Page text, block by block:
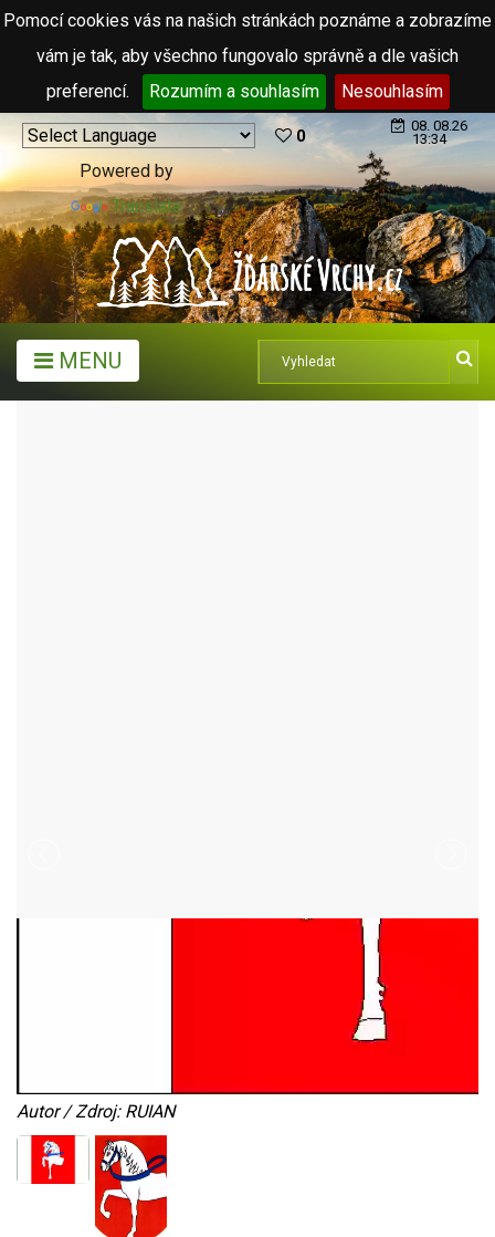
Pomocí cookies vás na našich stránkách poznáme a zobrazíme
vám je tak, aby všechno fungovalo správně a dle vašich
preferencí.
Rozumím a souhlasím Nesouhlasím
Powered by
Translate
0
08. 08.26
13:34
MENU
Autor / Zdroj: RUIAN